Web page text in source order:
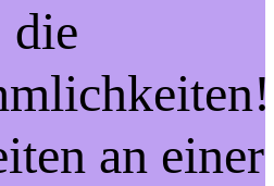
die
an einer